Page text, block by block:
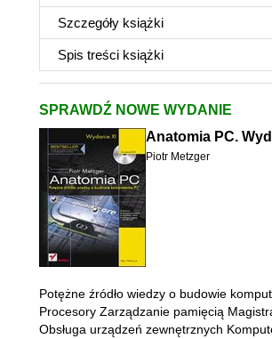
Szczegóły książki
Spis treści książki
SPRAWDŹ NOWE WYDANIE
Anatomia PC.
Piotr Metzger
Potężne źródło wiedzy o budowie
Procesory Zarządzanie pamięcią
Obsługa urządzeń zewnętrznych